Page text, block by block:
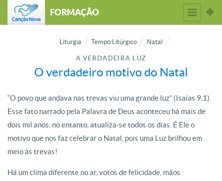
FORMAÇÃO
Liturgia Tempo Litúrgico Natal
A VERDADEIRA LUZ
O verdadeiro motivo do Natal
“O povo que andava nas trevas viu uma grande luz” (Isaías 9,1).
Esse fato narrado pela Palavra de Deus aconteceu há mais de
dois mil anos, no entanto, atualiza-se todos os dias. É Ele o
motivo que nos faz celebrar o Natal, pois uma Luz brilhou em
meio às trevas!
Há um clima diferente no ar, votos de felicidade, mãos